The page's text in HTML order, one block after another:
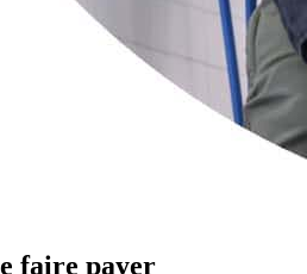
faire payer